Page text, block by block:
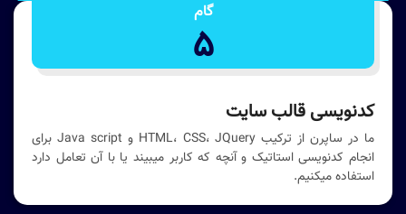
گام
5
کدنویسی قالب سایت
ما در ساپرن از ترکیب HTML، CSS، JQuery و Java script برای
انجام کدنویسی استاتیک و آنچه که کاربر میبیند یا با آن تعامل دارد
استفاده میکنیم.